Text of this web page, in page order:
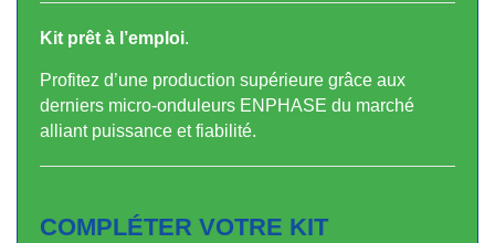
Kit prêt à l’emploi.
Profitez d’une production supérieure grâce aux
derniers micro-onduleurs ENPHASE du marché
alliant puissance et fiabilité.
COMPLÉTER VOTRE KIT